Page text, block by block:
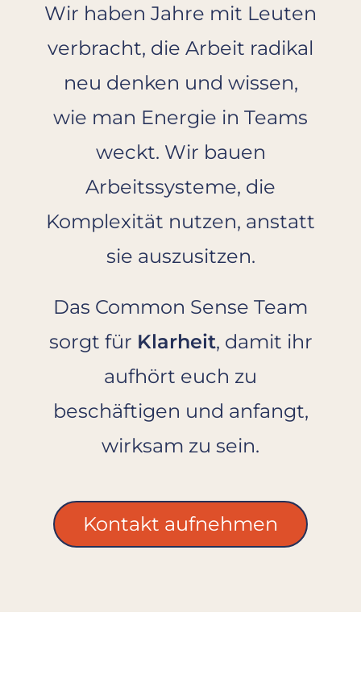
Wir haben Jahre mit Leuten
verbracht, die Arbeit radikal
neu denken und wissen,
wie man Energie in Teams
weckt. Wir bauen
Arbeitssysteme, die
Komplexität nutzen, anstatt
sie auszusitzen.
Das Common Sense Team
sorgt für Klarheit, damit ihr
aufhört euch zu
beschäftigen und anfangt,
wirksam zu sein.
Kontakt aufnehmen